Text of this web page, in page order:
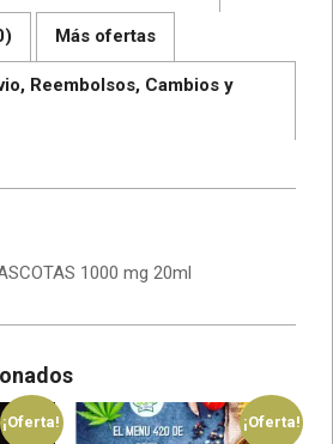
Más ofertas
Reembolsos, Cambios y
1000 mg 20ml
¡Oferta! ¡Oferta!